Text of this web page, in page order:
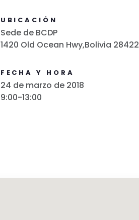
UBICACIÓN
Sede de BCDP
1420 Old Ocean Hwy,Bolivia 28422
FECHA Y HORA
24 de marzo de 2018
9:00-13:00